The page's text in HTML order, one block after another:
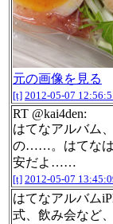
元の画像を見る
[t] 2012-05-07
RT @kai4den:
はてなアルバム
の……。はてなは
安だよ……
[t] 2012-05-07
はてなアルバム
式、飲み会など